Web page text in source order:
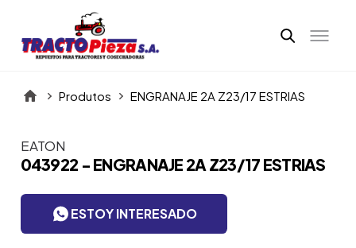
Produtos ENGRANAJE 2A Z23/17 ESTRIAS
Itens da Galeria
EATON
043922 - ENGRANAJE 2A Z23/17 ESTRIAS
ESTOY INTERESADO